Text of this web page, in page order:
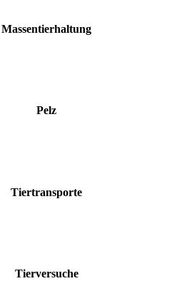
Massentierhaltung
Pelz
Tiertransporte
Tierversuche